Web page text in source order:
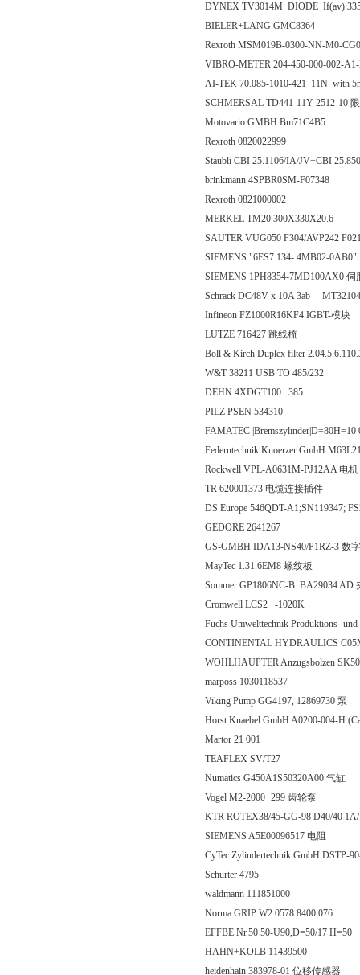
DYNEX TV3014M DIODE
BIELER+LANG GMC8364
Rexroth MSM019B-0300-NN-M0-
VIBRO-METER 204-450-000-002-
AI-TEK 70.085-1010-421 11N with
SCHMERSAL TD441-11Y-2512-10
Motovario GMBH Bm71C4B5
Rexroth 0820022999
Staubli CBI 25.1106/IA/JV+CBI
brinkmann 4SPBR0SM-F07348
Rexroth 0821000002
MERKEL TM20 300X330X20.6
SAUTER VUG050 F304/AVP242
SIEMENS "6ES7 134- 4MB02-0AB0"
SIEMENS 1PH8354-7MD100AX0 伺
Schrack DC48V x 10A 3ab
Infineon FZ1000R16KF4 IGBT-模块
LUTZE 716427 跳线梳
Boll & Kirch Duplex filter
W&T 38211 USB TO 485/232
DEHN 4XDGT100 385
PILZ PSEN 534310
FAMATEC |Bremszylinder|D=80H=10
Federntechnik Knoerzer GmbH
Rockwell VPL-A0631M-PJ12AA 电机
TR 620001373 电缆连接插件
DS Europe 546QDT-A1;SN119347;
GEDORE 2641267
GS-GMBH IDA13-NS40/P1RZ-3 数
MayTec 1.31.6EM8 螺纹板
Sommer GP1806NC-B BA29034 AD
Cromwell LCS2 -1020K
Fuchs Umwelttechnik Produktions-
CONTINENTAL HYDRAULICS
WOHLHAUPTER Anzugsbolzen
marposs 1030118537
Viking Pump GG4197, 12869730 泵
Horst Knaebel GmbH A0200-004-H
Martor 21 001
TEAFLEX SV/T27
Numatics G450A1S50320A00 气缸
Vogel M2-2000+299 齿轮泵
KTR ROTEX38/45-GG-98 D40/40
SIEMENS A5E00096517 电阻
CyTec Zylindertechnik GmbH DSTP-
Schurter 4795
waldmann 111851000
Norma GRIP W2 0578 8400 076
EFFBE Nr.50 50-U90,D=50/17 H=50
HAHN+KOLB 11439500
heidenhain 383978-01 位移传感器